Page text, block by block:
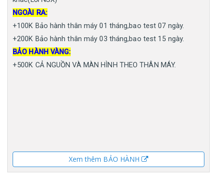
NGOÀI RA:
+100K Bảo hành thân máy 01 tháng,bao test 07 ngày.
+200K Bảo hành thân máy 03 tháng,bao test 15 ngày.
BẢO HÀNH VÀNG:
+500K CẢ NGUỒN VÀ MÀN HÌNH THEO THÂN MÁY.
Xem thêm BẢO HÀNH